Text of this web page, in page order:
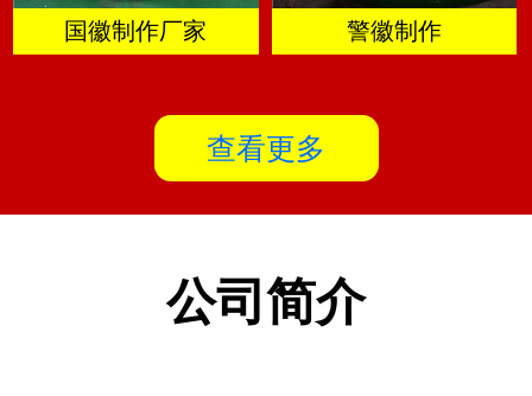
国徽制作厂家 警徽制作
查看更多
公司简介